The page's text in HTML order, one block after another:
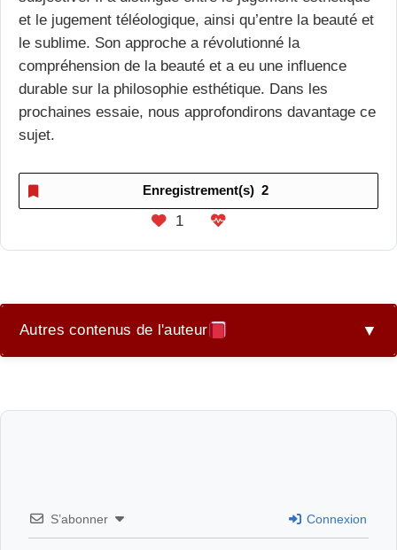
et le jugement téléologique, ainsi qu’entre la beauté et
le sublime. Son approche a révolutionné la
compréhension de la beauté et a eu une influence
durable sur la philosophie esthétique. Dans les
prochaines essaie, nous approfondirons davantage ce
sujet.
Enregistrement(s) 2
1
Autres contenus de l'auteur ▼
La psychanalyse : Une héritière de la philosophie ?
S’abonner Connexion